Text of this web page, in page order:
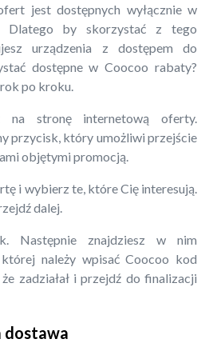
jest dostępnych wyłącznie w
Dlatego by skorzystać z tego
urządzenia z dostępem do
dostępne w Coocoo rabaty?
po kroku.
na stronę internetową oferty.
przycisk, który umożliwi przejście
objętymi promocją.
i wybierz te, które Cię interesują.
dalej.
Następnie znajdziesz w nim
należy wpisać Coocoo kod
zadziałał i przejdź do finalizacji
dostawa